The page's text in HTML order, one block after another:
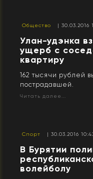
Общество | 30.03.2016
Улан-удэнка
ущерб с
квартиру
162 тысячи рублей
пострадавшей.
Читать далее...
Спорт | 30.03.2016
В Бурятии
волейболу